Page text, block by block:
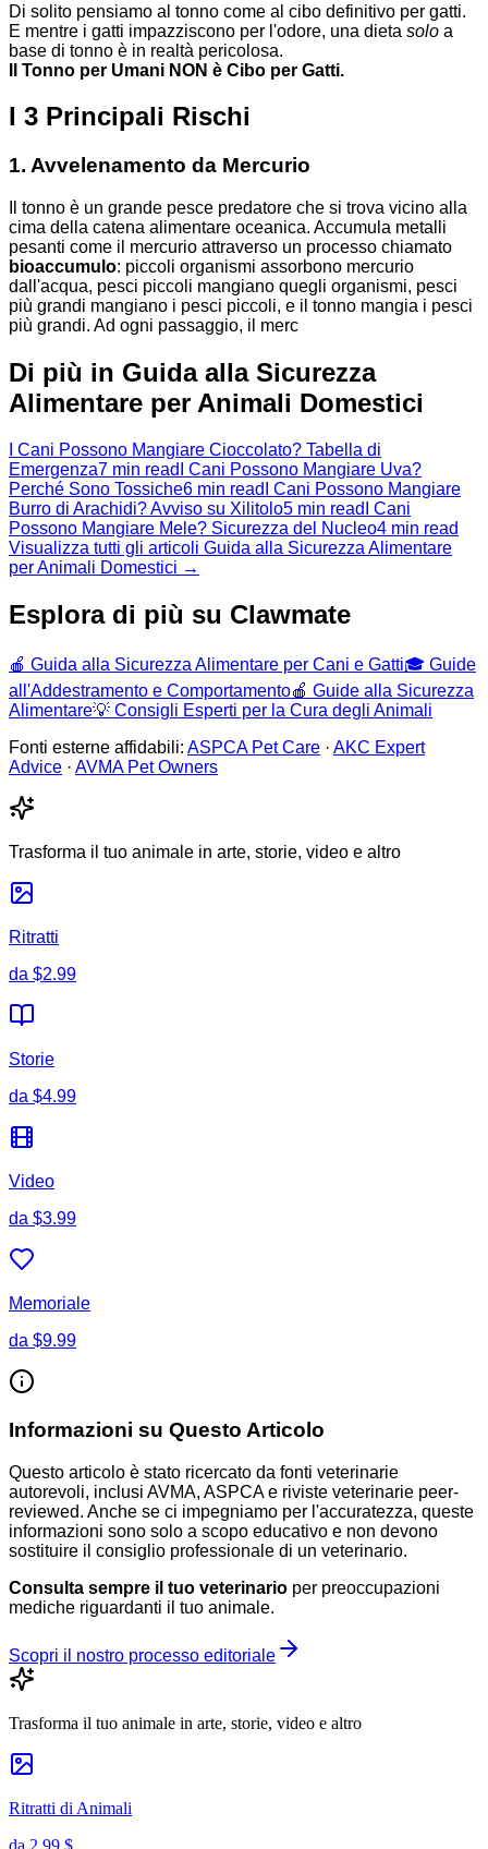
Di solito pensiamo al tonno come al cibo definitivo per gatti.
E mentre i gatti impazziscono per l'odore, una dieta solo a
base di tonno è in realtà pericolosa.
Il Tonno per Umani NON è Cibo per Gatti.
I 3 Principali Rischi
1. Avvelenamento da Mercurio
Il tonno è un grande pesce predatore che si trova vicino alla
cima della catena alimentare oceanica. Accumula metalli
pesanti come il mercurio attraverso un processo chiamato
bioaccumulo: piccoli organismi assorbono mercurio
dall'acqua, pesci piccoli mangiano quegli organismi, pesci
più grandi mangiano i pesci piccoli, e il tonno mangia i pesci
più grandi. Ad ogni passaggio, il merc
Di più in Guida alla Sicurezza
Alimentare per Animali Domestici
I Cani Possono Mangiare Cioccolato? Tabella di
Emergenza7 min read I Cani Possono Mangiare Uva?
Perché Sono Tossiche6 min read I Cani Possono Mangiare
Burro di Arachidi? Avviso su Xilitolo5 min read I Cani
Possono Mangiare Mele? Sicurezza del Nucleo4 min read
Visualizza tutti gli articoli Guida alla Sicurezza Alimentare
per Animali Domestici →
Esplora di più su Clawmate
🍎 Guida alla Sicurezza Alimentare per Cani e Gatti🎓 Guide
all'Addestramento e Comportamento🍎 Guide alla Sicurezza
Alimentare💡 Consigli Esperti per la Cura degli Animali
Fonti esterne affidabili: ASPCA Pet Care · AKC Expert
Advice · AVMA Pet Owners
Trasforma il tuo animale in arte, storie, video e altro
Ritratti
da $2.99
Storie
da $4.99
Video
da $3.99
Memoriale
da $9.99
Informazioni su Questo Articolo
Questo articolo è stato ricercato da fonti veterinarie
autorevoli, inclusi AVMA, ASPCA e riviste veterinarie peer-
reviewed. Anche se ci impegniamo per l'accuratezza, queste
informazioni sono solo a scopo educativo e non devono
sostituire il consiglio professionale di un veterinario.
Consulta sempre il tuo veterinario per preoccupazioni
mediche riguardanti il tuo animale.
Scopri il nostro processo editoriale
Trasforma il tuo animale in arte, storie, video e altro
Ritratti di Animali
da 2,99 $